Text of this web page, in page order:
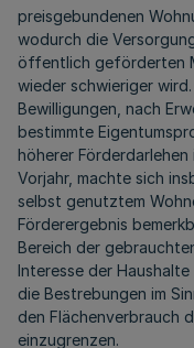
preisgebundenen
wodurch die
öffentlich geförderten
wieder schwieriger
Bewilligungen, nach
bestimmte
höherer
Vorjahr, machte sich
selbst genutztem
Förderergebnis
Bereich der
Interesse der
die Bestrebungen im
den Flächenverbrauch
einzugrenzen.